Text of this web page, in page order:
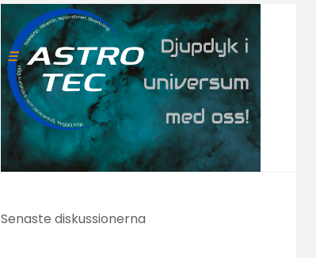
Senaste diskussionerna